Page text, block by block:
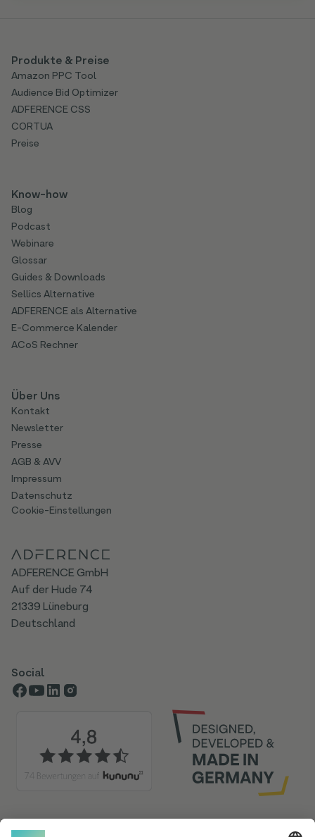
ADFERENCE GmbH
Auf der Hude 74
21339 Lüneburg
Deutschland
Produkte & Preise
Amazon PPC Tool
Audience Bid Optimizer
ADFERENCE CSS
CORTUA
Preise
Know-how
Blog
Podcast
Webinare
Glossar
Guides & Downloads
Sellics Alternative
ADFERENCE als Alternative
E-Commerce Kalender
ACoS Rechner
Über Uns
Kontakt
Newsletter
Presse
AGB & AVV
Impressum
Datenschutz
Cookie-Einstellungen
Social